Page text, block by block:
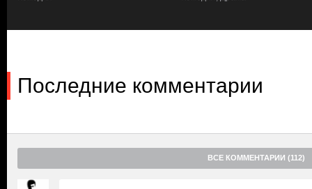
Последние комментарии
ВСЕ КОММЕНТАРИИ (112)